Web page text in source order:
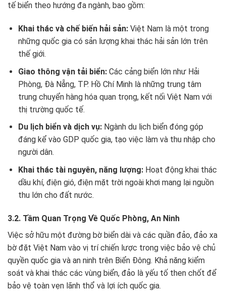
tế biển theo hướng đa ngành, bao gồm:
Khai thác và chế biến hải sản:Việt Nam là một trong
những quốc gia có sản lượng khai thác hải sản lớn trên
thế giới.
Giao thông vận tải biển:Các cảng biển lớn như Hải
Phòng, Đà Nẵng, TP. Hồ Chí Minh là những trung tâm
trung chuyển hàng hóa quan trọng, kết nối Việt Nam với
thị trường quốc tế.
Du lịch biển và dịch vụ:Ngành du lịch biển đóng góp
đáng kể vào GDP quốc gia, tạo việc làm và thu nhập cho
người dân.
Khai thác tài nguyên, năng lượng:Hoạt động khai thác
dầu khí, điện gió, điện mặt trời ngoài khơi mang lại nguồn
thu lớn cho đất nước.
3.2. Tầm Quan Trọng Về Quốc Phòng, An Ninh
Việc sở hữu một đường bờ biển dài và các quần đảo, đảo xa
bờ đặt Việt Nam vào vị trí chiến lược trong việc bảo vệ chủ
quyền quốc gia và an ninh trên Biển Đông. Khả năng kiểm
soát và khai thác các vùng biển, đảo là yếu tố then chốt để
bảo vệ toàn vẹn lãnh thổ và lợi ích quốc gia.